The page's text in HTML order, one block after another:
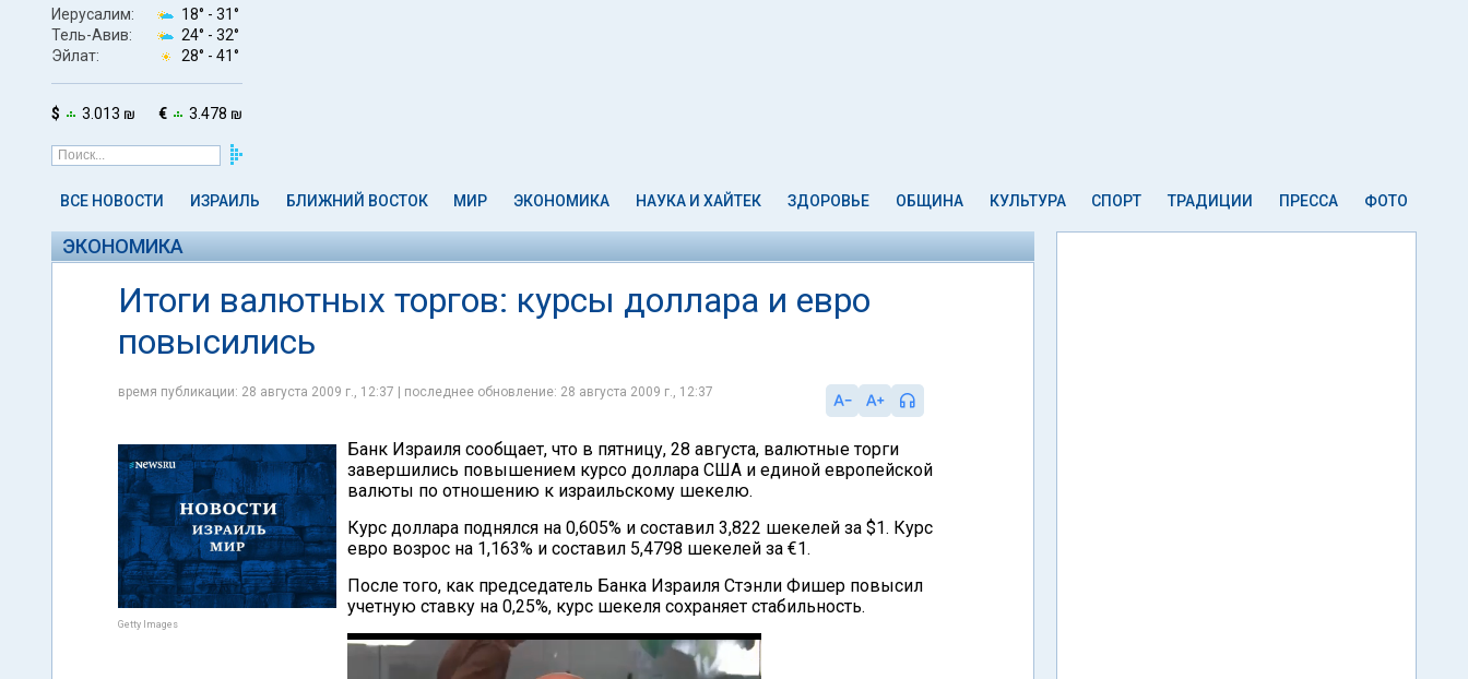
Иерусалим: 18° - 31°
Тель-Авив:
24° - 32°
Эйлат:
28° - 41°
$ 3.013 ₪ € 3.478 ₪
ВСЕ НОВОСТИ ИЗРАИЛЬ БЛИЖНИЙ ВОСТОК МИР ЭКОНОМИКА НАУКА И ХАЙТЕК ЗДОРОВЬЕ ОБЩИНА КУЛЬТУРА СПОРТ ТРАДИЦИИ ПРЕССА ФОТО
ЭКОНОМИКА
Итоги валютных торгов: курсы доллара и евро
повысились
время публикации: 28 августа 2009 г., 12:37 | последнее обновление: 28 августа 2009 г., 12:37
Getty Images
Банк Израиля сообщает, что в пятницу, 28 августа, валютные торги
завершились повышением курсо доллара США и единой европейской
валюты по отношению к израильскому шекелю.
Курс доллара поднялся на 0,605% и составил 3,822 шекелей за $1. Курс
евро возрос на 1,163% и составил 5,4798 шекелей за €1.
После того, как председатель Банка Израиля Стэнли Фишер повысил
учетную ставку на 0,25%, курс шекеля сохраняет стабильность.